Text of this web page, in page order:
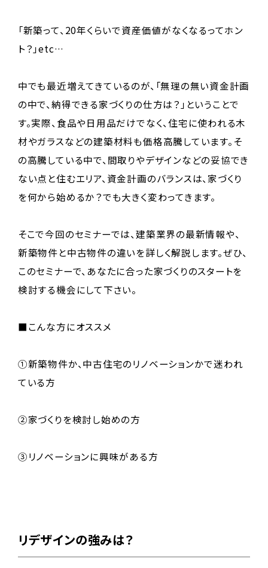
「新築って、20年くらいで資産価値がなくなるってホン
ト？」etc…
中でも最近増えてきているのが、「無理の無い資金計画
の中で、納得できる家づくりの仕方は？」ということで
す。実際、食品や日用品だけでなく、住宅に使われる木
材やガラスなどの建築材料も価格高騰しています。そ
の高騰している中で、間取りやデザインなどの妥協でき
ない点と住むエリア、資金計画のバランスは、家づくり
を何から始めるか？でも大きく変わってきます。
そこで今回のセミナーでは、建築業界の最新情報や、
新築物件と中古物件の違いを詳しく解説します。ぜひ、
このセミナーで、あなたに合った家づくりのスタートを
検討する機会にして下さい。
■こんな方にオススメ
①新築物件か、中古住宅のリノベーションかで迷われ
ている方
②家づくりを検討し始めの方
③リノベーションに興味がある方
リデザインの強みは？